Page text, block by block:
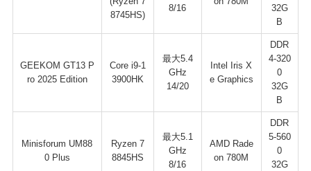
8745HS)
8/16
32G
B
GEEKOM GT13 P
ro 2025 Edition
Core i9-1
3900HK
最大5.4
GHz
14/20
Intel Iris X
e Graphics
DDR
4-320
0
32G
B
Minisforum UM88
0 Plus
Ryzen 7
8845HS
最大5.1
GHz
8/16
AMD Rade
on 780M
DDR
5-560
0
32G